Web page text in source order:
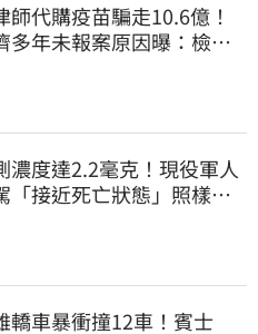
師代購疫苗騙走10.6億！
多年未報案原因曝：檢警
濃度達2.2毫克！現役軍人
「接近死亡狀態」照樣開
轎車暴衝撞12車！賓士